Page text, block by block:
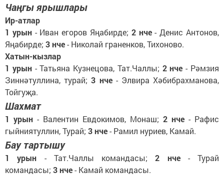
Чаңгы ярышлары
Ир-атлар
1 урын- Иван егоров Яңабирде; 2 нче- Денис Антонов,
Яңабирде; 3 нче- Николай граненков, Тихоново.
Хатын-кызлар
1 урын- Татьяна Кузнецова, Тат.Чаллы; 2 нче - Рәмзия
Зиннәтуллина, турай;3 нче- Элвира Хәбибрахманова,
Тойгуҗа.
Шахмат
1 урын - Валентин Евдокимов, Монаш; 2 нче - Рафис
гыйниятуллин, Турай; 3 нче- Рамил нуриев, Камай.
Бау тартышу
1 урын - Тат.Чаллы командасы;2 нче- Турай
командасы; 3 нче- Камай командасы.